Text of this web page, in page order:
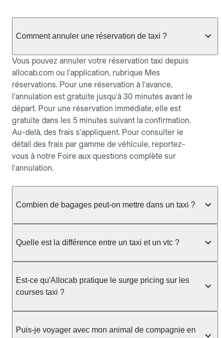
Comment annuler une réservation de taxi ?
Vous pouvez annuler votre réservation taxi depuis
allocab.com ou l'application, rubrique Mes
réservations. Pour une réservation à l'avance,
l'annulation est gratuite jusqu'à 30 minutes avant le
départ. Pour une réservation immédiate, elle est
gratuite dans les 5 minutes suivant la confirmation.
Au-delà, des frais s'appliquent. Pour consulter le
détail des frais par gamme de véhicule, reportez-
vous à notre Foire aux questions complète sur
l'annulation.
Combien de bagages peut-on mettre dans un taxi ?
taxi berline accueille en général jusqu'à 3 bagages
ou nombreux, précisez-le dans le champ "Message
au chauffeur" lors de la réservation. Le prix n'est
pas impacté par le nombre de bagages.
Quelle est la différence entre un taxi et un vtc ?
prendre en charge directement dans la rue, à une
station ou sur réservation, avec un tarif au
réservation et propose un prix fixe annoncé à
l'avance. Chez Allocab, réservez facilement votre
Est-ce qu'Allocab pratique le surge pricing sur les
courses taxi ?
réglementation préfectorale et suit un barème
Puis-je voyager avec mon animal de compagnie en